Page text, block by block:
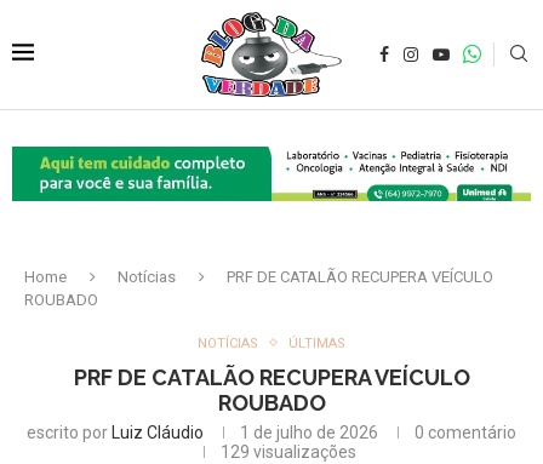
Home Notícias
PRF DE CATALÃO RECUPERA VEÍCULO
ROUBADO
NOTÍCIAS ÚLTIMAS
PRF DE CATALÃO RECUPERA VEÍCULO
ROUBADO
escrito por Luiz Cláudio 1 de julho de 2026
0 comentário
129 visualizações